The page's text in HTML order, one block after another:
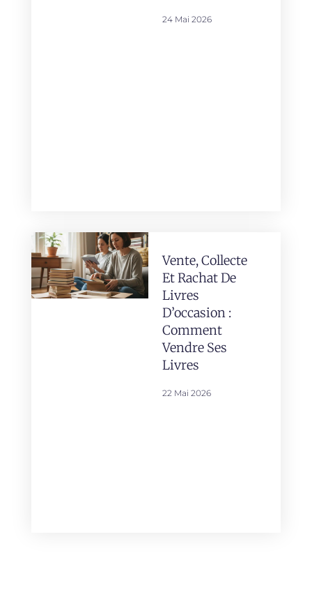
24 Mai 2026
Vente, Collecte
Et Rachat De
Livres
D’occasion :
Comment
Vendre Ses
Livres
22 Mai 2026